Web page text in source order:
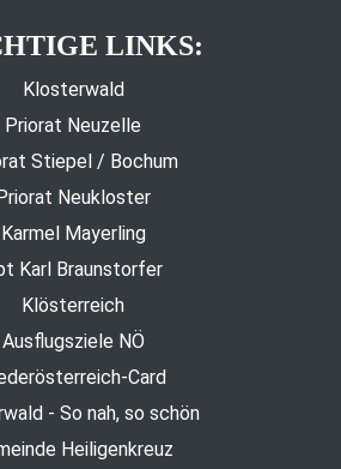
LINKS:
Klosterwald
Priorat Neuzelle
Stiepel / Bochum
Neukloster
Karmel Mayerling
Karl Braunstorfer
Klösterreich
Ausflugsziele NÖ
Card
- So nah, so schön
Heiligenkreuz